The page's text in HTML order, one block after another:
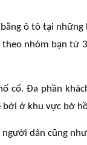
ô tô tại những
nhóm bạn từ
cổ. Đa phần
ở khu vực bờ
dân cũng